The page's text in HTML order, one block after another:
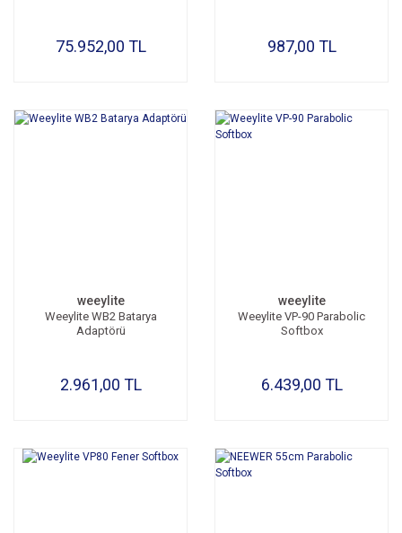
75.952,00 TL 987,00 TL
weeylite
Weeylite WB2 Batarya
Adaptörü
2.961,00 TL
weeylite
Weeylite VP-90 Parabolic
Softbox
6.439,00 TL